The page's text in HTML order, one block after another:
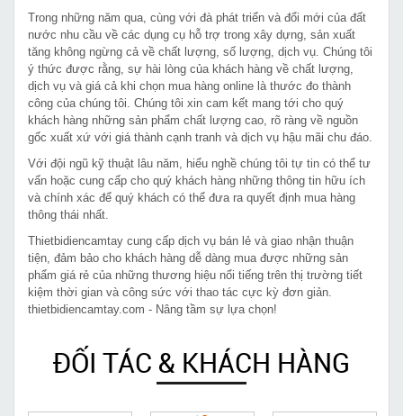
Trong những năm qua, cùng với đà phát triển và đổi mới của đất
nước nhu cầu về các dụng cụ hỗ trợ trong xây dựng, sản xuất
tăng không ngừng cả về chất lượng, số lượng, dịch vụ. Chúng tôi
ý thức được rằng, sự hài lòng của khách hàng về chất lượng,
dịch vụ và giá cả khi chọn mua hàng online là thước đo thành
công của chúng tôi. Chúng tôi xin cam kết mang tới cho quý
khách hàng những sản phẩm chất lượng cao, rõ ràng về nguồn
gốc xuất xứ với giá thành cạnh tranh và dịch vụ hậu mãi chu đáo.
Với đội ngũ kỹ thuật lâu năm, hiểu nghề chúng tôi tự tin có thể tư
vấn hoặc cung cấp cho quý khách hàng những thông tin hữu ích
và chính xác để quý khách có thể đưa ra quyết định mua hàng
thông thái nhất.
Thietbidiencamtay cung cấp dịch vụ bán lẻ và giao nhận thuận
tiện, đảm bảo cho khách hàng dễ dàng mua được những sản
phẩm giá rẻ của những thương hiệu nổi tiếng trên thị trường tiết
kiệm thời gian và công sức với thao tác cực kỳ đơn giản.
thietbidiencamtay.com - Nâng tầm sự lựa chọn!
ĐỐI TÁC & KHÁCH HÀNG